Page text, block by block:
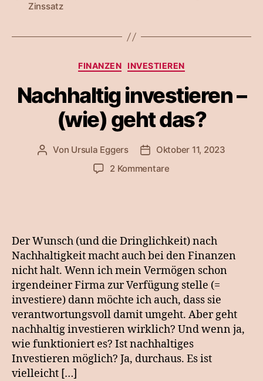
Zinssatz
Kategorien
FINANZEN INVESTIEREN
Nachhaltig investieren –
(wie) geht das?
Beitragsautor
Von Ursula Eggers Veröffentlichungsdatum
Oktober 11, 2023
2 Kommentarezu
das?
Der Wunsch (und die Dringlichkeit) nach
Nachhaltigkeit macht auch bei den Finanzen
nicht halt. Wenn ich mein Vermögen schon
irgendeiner Firma zur Verfügung stelle (=
investiere) dann möchte ich auch, dass sie
verantwortungsvoll damit umgeht. Aber geht
nachhaltig investieren wirklich? Und wenn ja,
wie funktioniert es? Ist nachhaltiges
Investieren möglich? Ja, durchaus. Es ist
vielleicht […]